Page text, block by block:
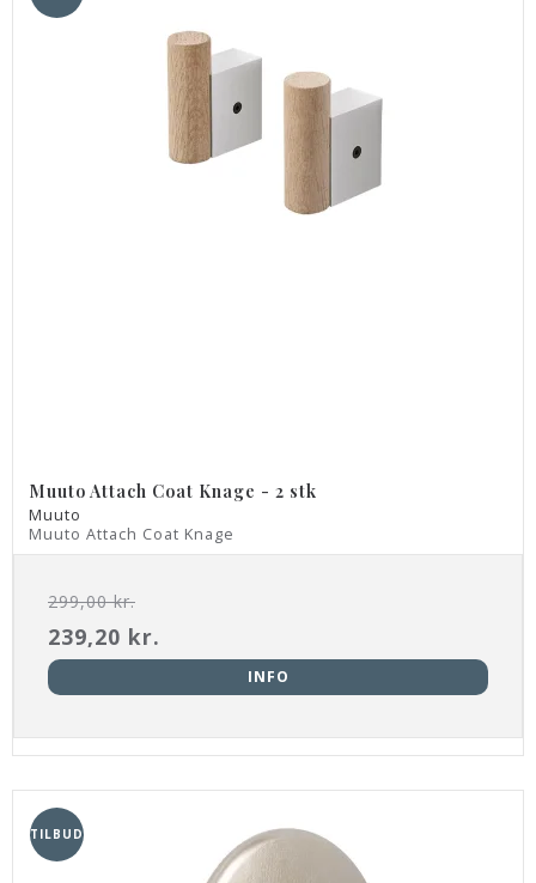
Muuto Attach Coat Knage - 2 stk
Muuto
Muuto Attach Coat Knage
299,00 kr.
239,20 kr.
INFO
TILBUD